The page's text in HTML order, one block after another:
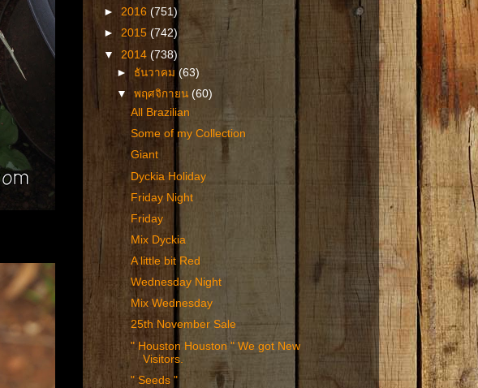
► 2016 (751)
► 2015 (742)
▼ 2014 (738)
► ธันวาคม(63)
▼พฤศจิกายน(60)
All Brazilian
Some of my Collection
Giant
Dyckia Holiday
Friday Night
Friday
Mix Dyckia
A little bit Red
Wednesday Night
Mix Wednesday
25th November Sale
" Houston Houston " We got New
Visitors.
" Seeds "